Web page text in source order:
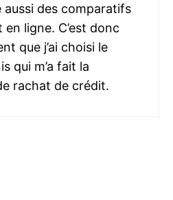
aussi des comparatifs
en ligne. C’est donc
que j’ai choisi le
qui m’a fait la
rachat de crédit.